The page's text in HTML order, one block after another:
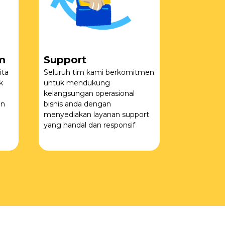
Support
Seluruh tim kami berkomitmen
untuk mendukung
kelangsungan operasional
bisnis anda dengan
menyediakan layanan support
yang handal dan responsif